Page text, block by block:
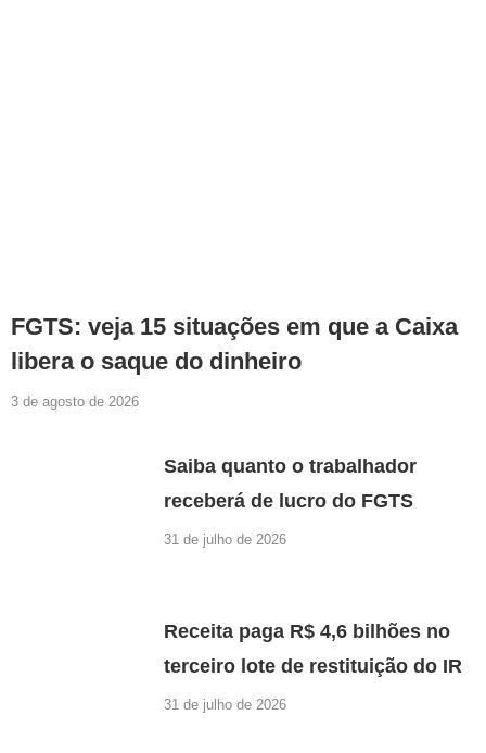
FGTS: veja 15 situações em que a Caixa
libera o saque do dinheiro
3 de agosto de 2026
Saiba quanto o trabalhador
receberá de lucro do FGTS
31 de julho de 2026
Receita paga R$ 4,6 bilhões no
terceiro lote de restituição do IR
31 de julho de 2026